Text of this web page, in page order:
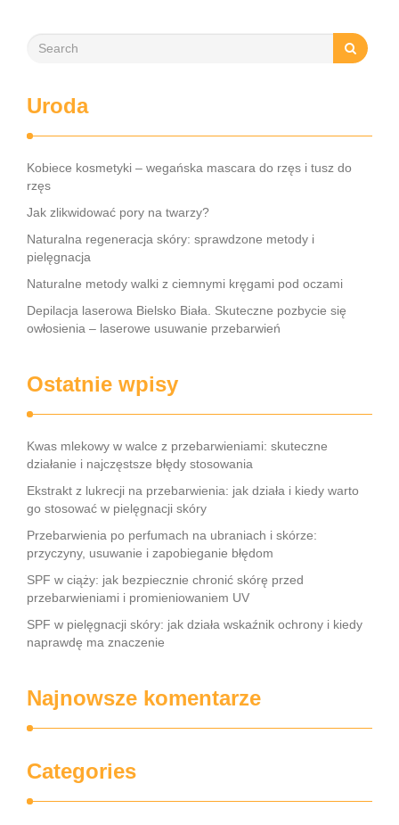
Uroda
Kobiece kosmetyki – wegańska mascara do rzęs i tusz do
rzęs
Jak zlikwidować pory na twarzy?
Naturalna regeneracja skóry: sprawdzone metody i
pielęgnacja
Naturalne metody walki z ciemnymi kręgami pod oczami
Depilacja laserowa Bielsko Biała. Skuteczne pozbycie się
owłosienia – laserowe usuwanie przebarwień
Ostatnie wpisy
Kwas mlekowy w walce z przebarwieniami: skuteczne
działanie i najczęstsze błędy stosowania
Ekstrakt z lukrecji na przebarwienia: jak działa i kiedy warto
go stosować w pielęgnacji skóry
Przebarwienia po perfumach na ubraniach i skórze:
przyczyny, usuwanie i zapobieganie błędom
SPF w ciąży: jak bezpiecznie chronić skórę przed
przebarwieniami i promieniowaniem UV
SPF w pielęgnacji skóry: jak działa wskaźnik ochrony i kiedy
naprawdę ma znaczenie
Najnowsze komentarze
Categories